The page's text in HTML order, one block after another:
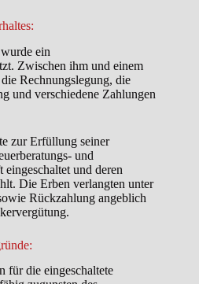
ein
Zwischen ihm und einem
Rechnungslegung, die
und verschiedene Zahlungen
zur Erfüllung seiner
und
und deren
Die Erben verlangten unter
Rückzahlung angeblich
für die eingeschaltete